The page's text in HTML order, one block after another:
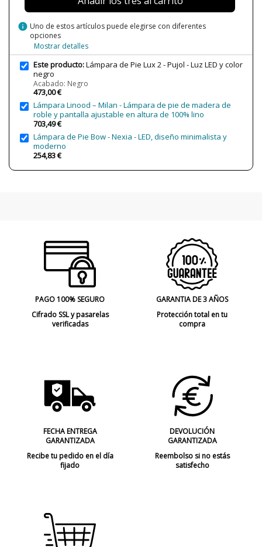
CE
Uso
Interior
Año Lanzamiento
Tipo de Lámpara
Lámparas de Pie
Etiqueta Energética
Nuevo
info Uno de estos artículos puede elegirse con diferentes
opciones
Mostrar detalles
Este producto:Lámpara de Pie Lux 2 - Pujol - Luz LED y color
negro
Acabado: Negro
473,00 €
Lámpara Linood – Milan - Lámpara de pie de madera de
roble y pantalla ajustable en altura de 100% lino
703,49 €
Lámpara de Pie Bow - Nexia - LED, diseño minimalista y
moderno
254,83 €
PAGO 100% SEGURO
Cifrado SSL y pasarelas
verificadas
GARANTIA DE 3 AÑOS
Protección total en tu
compra
FECHA ENTREGA
GARANTIZADA
Recibe tu pedido en el día
fijado
DEVOLUCIÓN
GARANTIZADA
Reembolso si no estás
satisfecho